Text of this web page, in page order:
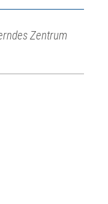
Zentrum